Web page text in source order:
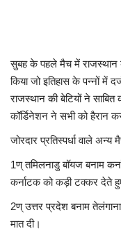
सुबह के पहले मैच में राजस्थान
किया जो इतिहास के पन्नों में
राजस्थान की बेटियों ने
कॉर्डिनेशन ने सभी को हैरान
जोरदार प्रतिस्पर्धा वाले अन्य
1ण् तमिलनाडु बॉयज बनाम
कर्नाटक को कड़ी टक्कर देते
2ण् उत्तर प्रदेश बनाम
मात दी।